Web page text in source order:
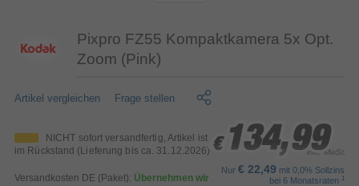
Pixpro FZ55 Kompaktkamera 5x Opt.
Zoom (Pink)
Artikel vergleichen Frage stellen
NICHT sofort versandfertig, Artikel ist
im Rückstand (Lieferung bis ca. 31.12.2026)
Versandkosten DE (Paket): Übernehmen wir
€ 134,99
€ 134,99
€ 134,99
inkl. MwSt.
Nur € 22,49 mit 0,0% Sollzins
bei 6 Monatsraten 1